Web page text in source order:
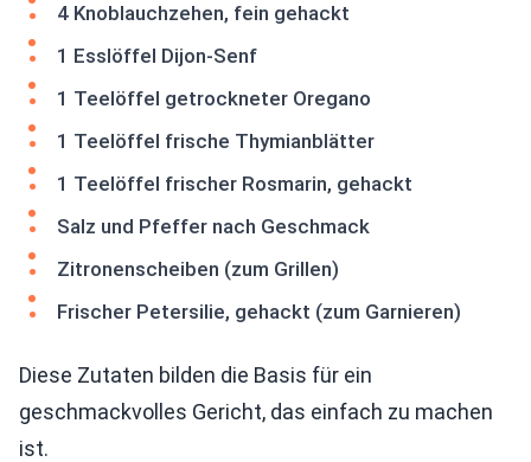
4 Knoblauchzehen, fein gehackt
1 Esslöffel Dijon-Senf
1 Teelöffel getrockneter Oregano
1 Teelöffel frische Thymianblätter
1 Teelöffel frischer Rosmarin, gehackt
Salz und Pfeffer nach Geschmack
Zitronenscheiben (zum Grillen)
Frischer Petersilie, gehackt (zum Garnieren)
Diese Zutaten bilden die Basis für ein
geschmackvolles Gericht, das einfach zu machen
ist.